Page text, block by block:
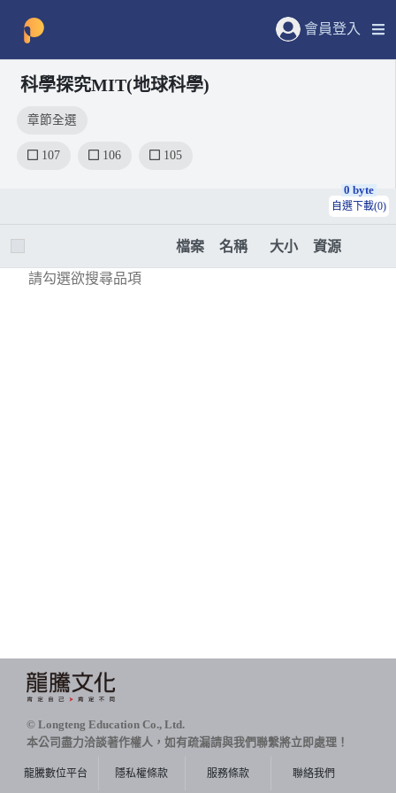
會員登入
科學探究MIT(地球科學)
章節全選
107 106 105
0 byte
自選下載(0)
檔案 名稱 大小 資源
請勾選欲搜尋品項
© Longteng Education Co., Ltd.
本公司盡力洽談著作權人，如有疏漏請與我們聯繫將立即處理！
龍騰數位平台 隱私權條款 服務條款 聯絡我們